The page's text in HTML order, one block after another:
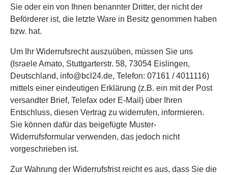
Sie oder ein von Ihnen benannter Dritter, der nicht der
Beförderer ist, die letzte Ware in Besitz genommen haben
bzw. hat.
Um Ihr Widerrufsrecht auszuüben, müssen Sie uns
(Israele Amato, Stuttgarterstr. 58, 73054 Eislingen,
Deutschland, info@bcl24.de, Telefon: 07161 / 4011116)
mittels einer eindeutigen Erklärung (z.B. ein mit der Post
versandter Brief, Telefax oder E-Mail) über Ihren
Entschluss, diesen Vertrag zu widerrufen, informieren.
Sie können dafür das beigefügte Muster-
Widerrufsformular verwenden, das jedoch nicht
vorgeschrieben ist.
Zur Wahrung der Widerrufsfrist reicht es aus, dass Sie die